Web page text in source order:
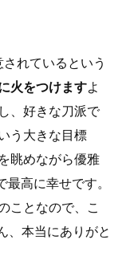
れているという
火をつけますよ
、好きな刀派で
う大きな目標
眺めながら優雅
高に幸せです。
ことなので、こ
、本当にありがと